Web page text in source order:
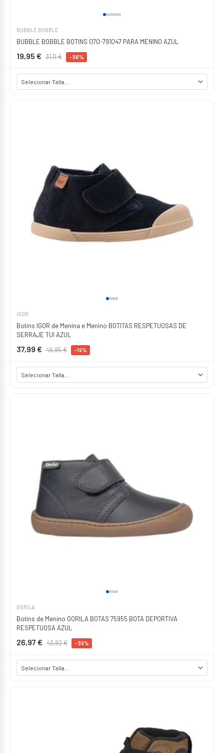
BUBBLE BOBBLE
BUBBLE BOBBLE BOTINS 070-791047 PARA MENINO AZUL
19,95 € 31,11 € -36%
IGOR
Botins IGOR de Menina e Menino BOTITAS RESPETUOSAS DE
SERRAJE TUI AZUL
37,99 € 46,95 € -19%
GORILA
Botins de Menino GORILA BOTAS 75955 BOTA DEPORTIVA
RESPETUOSA AZUL
26,97 € 43,92 € -39%